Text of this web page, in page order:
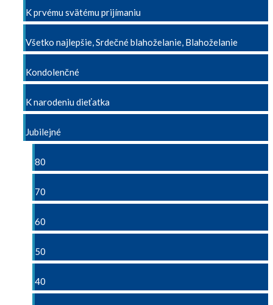
K prvému svätému prijímaniu
Všetko najlepšie, Srdečné blahoželanie, Blahoželanie
Kondolenčné
K narodeniu dieťatka
Jubilejné
80
70
60
50
40